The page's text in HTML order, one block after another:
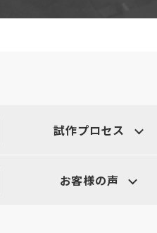
試作プロセス
お客様の声